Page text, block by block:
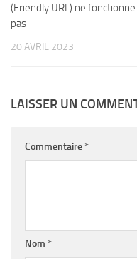
(Friendly URL) ne fonctionne
pas
20 AVRIL 2023
LAISSER UN
Commentaire *
Nom *